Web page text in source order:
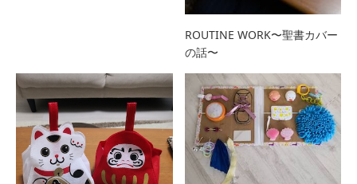
ROUTINE WORK〜聖書カバー
の話〜